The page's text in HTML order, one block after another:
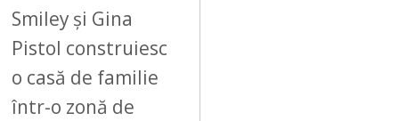
Smiley și Gina
Pistol construiesc
o casă de familie
într-o zonă de